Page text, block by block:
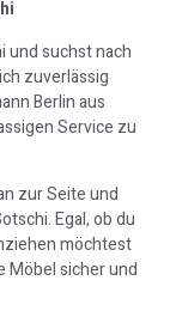
und suchst nach
zuverlässig
Berlin aus
Service zu
zur Seite und
Egal, ob du
möchtest
Möbel sicher und